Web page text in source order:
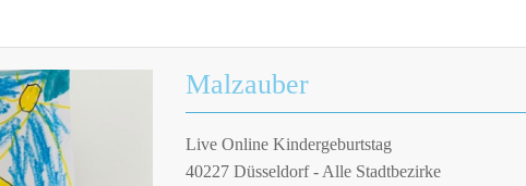
Malzauber
Live Online Kindergeburtstag
40227 Düsseldorf - Alle Stadtbezirke